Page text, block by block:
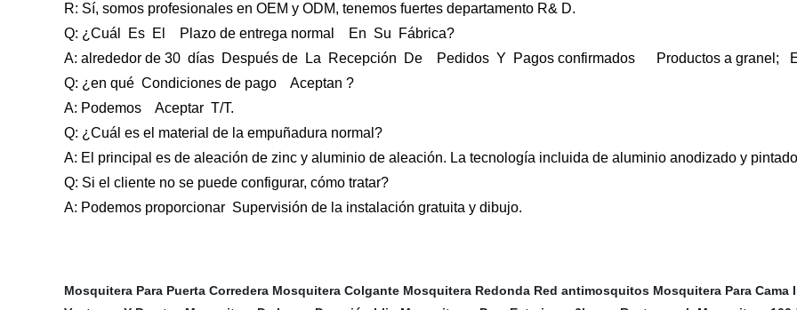
R: Sí, somos profesionales en OEM y ODM, tenemos fuertes departamento R& D.
Q: ¿Cuál Es El Plazo de entrega normal En Su Fábrica?
A: alrededor de 30 días Después de La Recepción De Pedidos Y Pagos confirmados Productos a granel;
Q: ¿en qué Condiciones de pago Aceptan ?
A: Podemos Aceptar T/T.
Q: ¿Cuál es el material de la empuñadura normal?
A: El principal es de aleación de zinc y aluminio de aleación. La tecnología incluida de aluminio anodizado y
Q: Si el cliente no se puede configurar, cómo tratar?
A: Podemos proporcionar Supervisión de la instalación gratuita y dibujo.
Mosquitera Para Puerta Corredera Mosquitera Colgante Mosquitera Redonda Red antimosquitos Mosquitera Para Cama